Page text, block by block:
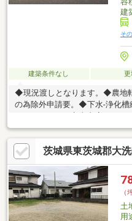
建
そ
建築条件なし
◆現況渡しとなります。◆農地
の為除外申請要。◆下水-浄化槽
茨城県東茨城郡大
（
土
用